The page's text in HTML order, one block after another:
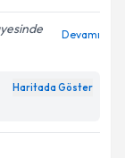
Devamı
Haritada Göster